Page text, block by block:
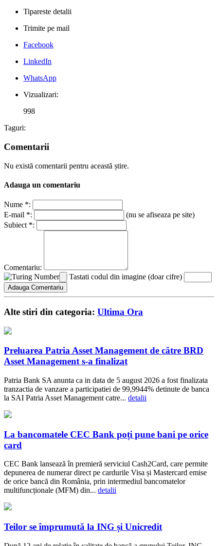
Tipareste detalii
Trimite pe mail
Facebook
LinkedIn
WhatsApp
Vizualizari:
998
Taguri:
Comentarii
Nu există comentarii pentru această știre.
Adauga un comentariu
Nume *:
E-mail *:
(nu se afiseaza pe site)
Subiect *:
Comentariu:
Tastati codul din imagine (doar cifre)
Alte stiri din categoria: Ultima Ora
Preluarea Patria Asset Management de către BRD
Asset Management s-a finalizat
Patria Bank SA anunta ca in data de 5 august 2026 a fost finalizata
tranzactia de vanzare a participatiei de 99,9944% detinute de banca
la SAI Patria Asset Management catre... detalii
La bancomatele CEC Bank poți pune bani pe orice
card
CEC Bank lansează în premieră serviciul Cash2Card, care permite
depunerea de numerar direct pe cardurile Visa și Mastercard emise
de orice bancă din România, prin intermediul bancomatelor
multifuncționale (MFM) din... detalii
Teilor se împrumută la ING și Unicredit